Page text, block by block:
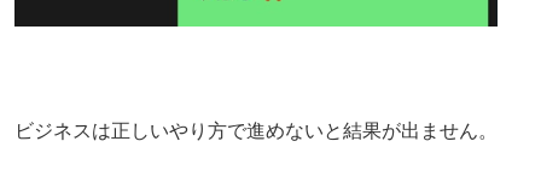
ビジネスは正しいやり方で進めないと結果が出ません。